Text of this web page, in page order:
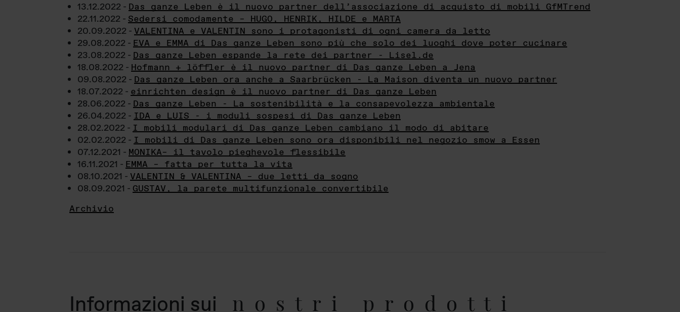
13.12.2022 - Das ganze Leben è il nuovo partner dell’associazione di acquisto di mobili GfMTrend
22.11.2022 - Sedersi comodamente – HUGO, HENRIK, HILDE e MARTA
20.09.2022 - VALENTINA e VALENTIN sono i protagonisti di ogni camera da letto
29.08.2022 - EVA e EMMA di Das ganze Leben sono più che solo dei luoghi dove poter cucinare
23.08.2022 - Das ganze Leben espande la rete dei partner - Lisel.de
18.08.2022 - Hofmann + löffler è il nuovo partner di Das ganze Leben a Jena
09.08.2022 - Das ganze Leben ora anche a Saarbrücken - La Maison diventa un nuovo partner
18.07.2022 - einrichten design è il nuovo partner di Das ganze Leben
28.06.2022 - Das ganze Leben - La sostenibilità e la consapevolezza ambientale
26.04.2022 - IDA e LUIS - i moduli sospesi di Das ganze Leben
28.02.2022 - I mobili modulari di Das ganze Leben cambiano il modo di abitare
02.02.2022 - I mobili di Das ganze Leben sono ora disponibili nel negozio smow a Essen
07.12.2021 - MONIKA– il tavolo pieghevole flessibile
16.11.2021 - EMMA – fatta per tutta la vita
08.10.2021 - VALENTIN & VALENTINA – due letti da sogno
08.09.2021 - GUSTAV, la parete multifunzionale convertibile
Archivio
Informazioni sui nostri prodotti